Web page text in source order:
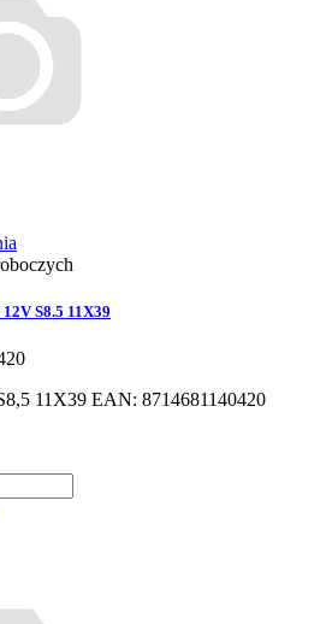
S8.5 11X39
11X39 EAN: 8714681140420